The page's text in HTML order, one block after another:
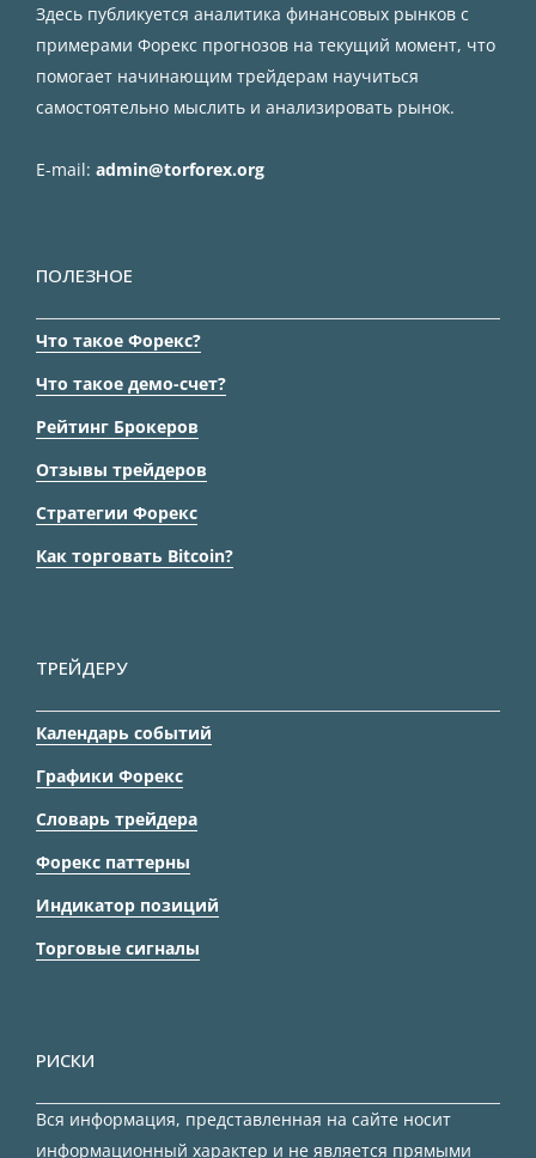
Здесь публикуется аналитика финансовых рынков с
примерами Форекс прогнозов на текущий момент, что
помогает начинающим трейдерам научиться
самостоятельно мыслить и анализировать рынок.
E-mail: admin@torforex.org
ПОЛЕЗНОЕ
Что такое Форекс?
Что такое демо-счет?
Рейтинг Брокеров
Отзывы трейдеров
Стратегии Форекс
Как торговать Bitcoin?
ТРЕЙДЕРУ
Календарь событий
Графики Форекс
Словарь трейдера
Форекс паттерны
Индикатор позиций
Торговые сигналы
РИСКИ
Вся информация, представленная на сайте носит
информационный характер и не является прямыми